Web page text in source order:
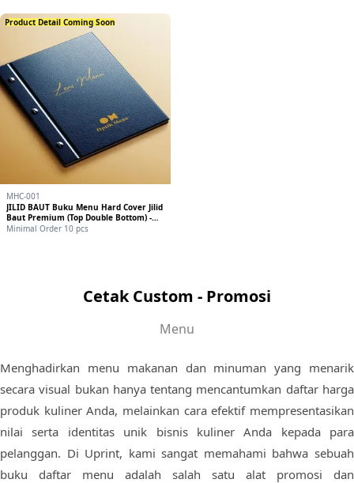
Product Detail Coming Soon
MHC-001
JILID BAUT Buku Menu Hard Cover Jilid
Baut Premium (Top Double Bottom) -
Cetak Custom
Minimal Order 10 pcs
Cetak Custom - Promosi
Menu
Menghadirkan menu makanan dan minuman yang menarik
secara visual bukan hanya tentang mencantumkan daftar harga
produk kuliner Anda, melainkan cara efektif mempresentasikan
nilai serta identitas unik bisnis kuliner Anda kepada para
pelanggan. Di Uprint, kami sangat memahami bahwa sebuah
buku daftar menu adalah salah satu alat promosi dan